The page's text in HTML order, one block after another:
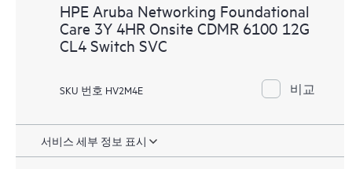
HPE Aruba Networking Foundational
Care 3Y 4HR Onsite CDMR 6100 12G
CL4 Switch SVC
SKU 번호 HV2M4E 비교
서비스 세부 정보 표시